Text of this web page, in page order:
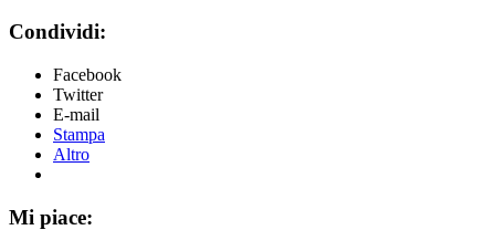
Condividi:
Facebook
Twitter
E-mail
Stampa
Altro
Mi piace: